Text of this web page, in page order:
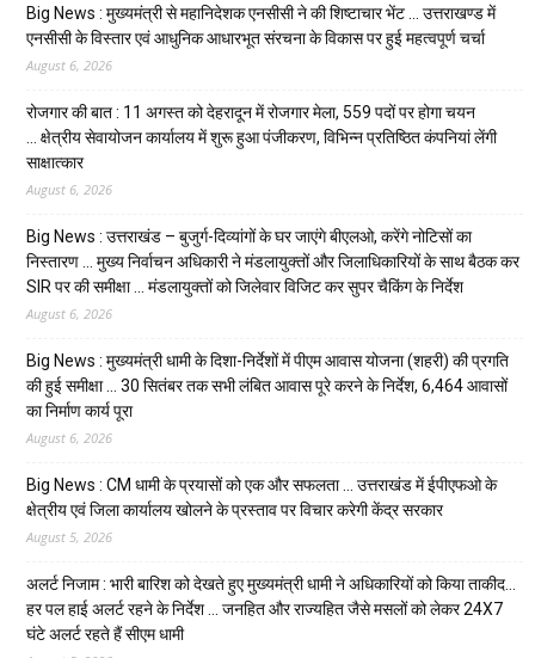
Big News : मुख्यमंत्री से महानिदेशक एनसीसी ने की शिष्टाचार भेंट … उत्तराखण्ड में
एनसीसी के विस्तार एवं आधुनिक आधारभूत संरचना के विकास पर हुई महत्वपूर्ण चर्चा
August 6, 2026
रोजगार की बात : 11 अगस्त को देहरादून में रोजगार मेला, 559 पदों पर होगा चयन
… क्षेत्रीय सेवायोजन कार्यालय में शुरू हुआ पंजीकरण, विभिन्न प्रतिष्ठित कंपनियां लेंगी
साक्षात्कार
August 6, 2026
Big News : उत्तराखंड – बुजुर्ग-दिव्यांगों के घर जाएंगे बीएलओ, करेंगे नोटिसों का
निस्तारण … मुख्य निर्वाचन अधिकारी ने मंडलायुक्तों और जिलाधिकारियों के साथ बैठक कर
SIR पर की समीक्षा … मंडलायुक्तों को जिलेवार विजिट कर सुपर चैकिंग के निर्देश
August 6, 2026
Big News : मुख्यमंत्री धामी के दिशा-निर्देशों में पीएम आवास योजना (शहरी) की प्रगति
की हुई समीक्षा … 30 सितंबर तक सभी लंबित आवास पूरे करने के निर्देश, 6,464 आवासों
का निर्माण कार्य पूरा
August 6, 2026
Big News : CM धामी के प्रयासों को एक और सफलता … उत्तराखंड में ईपीएफओ के
क्षेत्रीय एवं जिला कार्यालय खोलने के प्रस्ताव पर विचार करेगी केंद्र सरकार
August 5, 2026
अलर्ट निजाम : भारी बारिश को देखते हुए मुख्यमंत्री धामी ने अधिकारियों को किया ताकीद…
हर पल हाई अलर्ट रहने के निर्देश … जनहित और राज्यहित जैसे मसलों को लेकर 24X7
घंटे अलर्ट रहते हैं सीएम धामी